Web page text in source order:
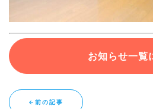
お部屋探し専用
お知らせ一覧
←前の記事